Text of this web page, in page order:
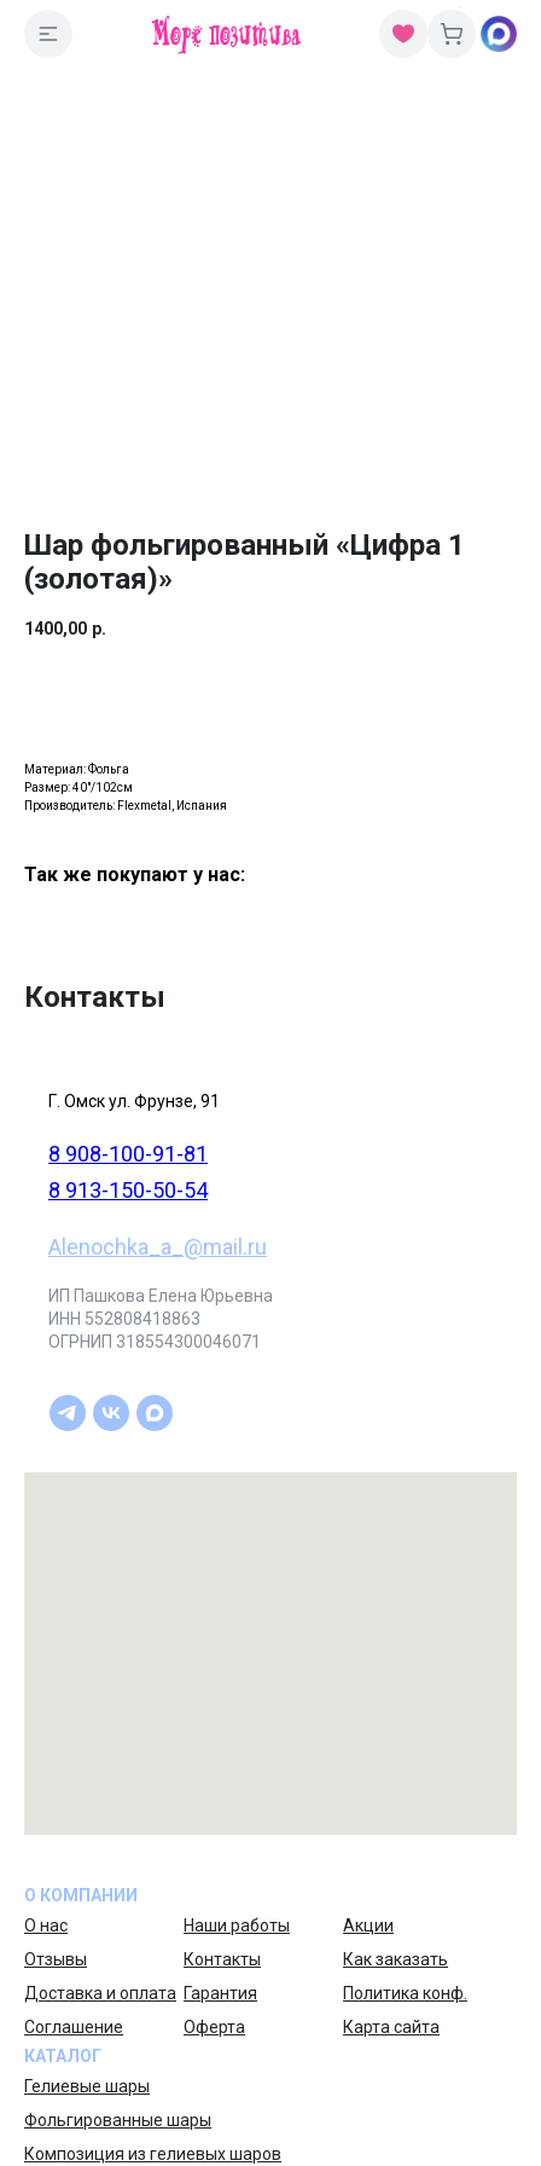
Шар фольгированный «Цифра 1
(золотая)»
1400,00 р.
Материал: Фольга
Размер: 40"/102см
Производитель: Flexmetal, Испания
Так же покупают у нас:
Контакты
Г. Омск ул. Фрунзе, 91
8 908-100-91-81
8 913-150-50-54
Alenochka_a_@mail.ru
ИП Пашкова Елена Юрьевна
ИНН 552808418863
ОГРНИП 318554300046071
О КОМПАНИИ
О нас
Наши работы
Акции
Отзывы
Контакты
Как заказать
Доставка и оплата Гарантия
Политика конф.
Соглашение
Оферта
Карта сайта
КАТАЛОГ
Гелиевые шары
Фольгированные шары
Композиция из гелиевых шаров